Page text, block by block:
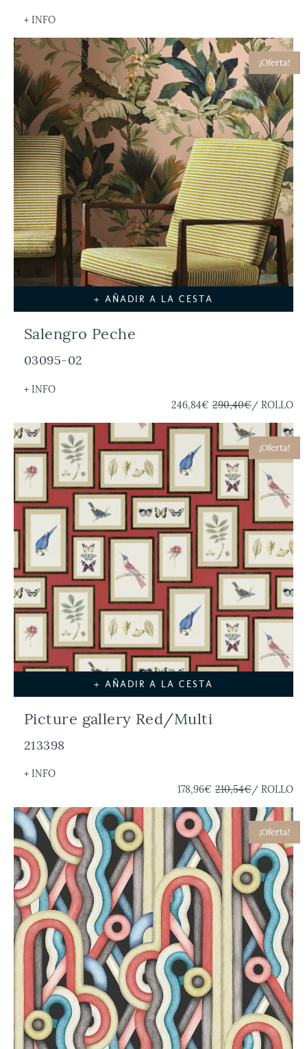
+ INFO
¡Oferta!
+ AÑADIR A LA CESTA
Salengro Peche
03095-02
+ INFO
246,84€ 290,40€/ ROLLO
¡Oferta!
+ AÑADIR A LA CESTA
Picture gallery Red/Multi
213398
+ INFO
178,96€ 210,54€/ ROLLO
¡Oferta!